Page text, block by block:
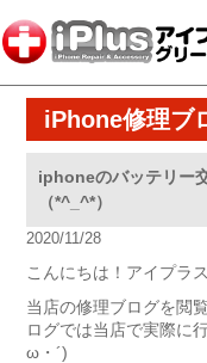
iPhone修理ブ
iphoneのバッテリー
（*^_^*）
2020/11/28
こんにちは！アイプラ
当店の修理ブログを閲
ログでは当店で実際に
ω・´)ゞ